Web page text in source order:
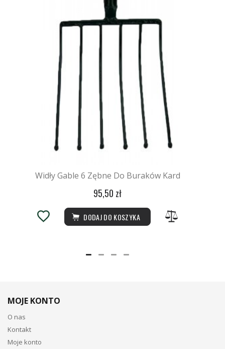
Widły Gable 6 Zębne Do Buraków Kard
95,50 zł
DODAJ DO KOSZYKA
MOJE KONTO
O nas
Kontakt
Moje konto